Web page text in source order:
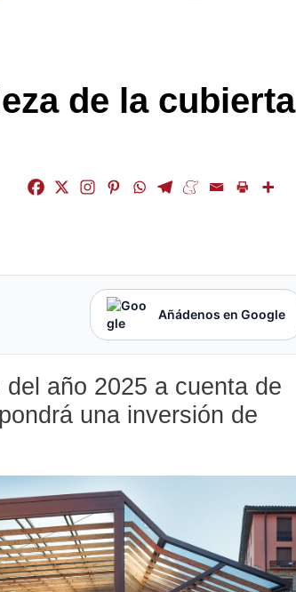
de la cubierta
Añádenos en Google
año 2025 a cuenta de
una inversión de